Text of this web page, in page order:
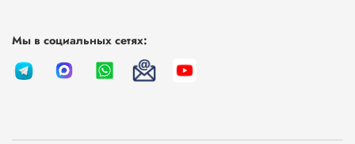
Мы в социальных сетях: